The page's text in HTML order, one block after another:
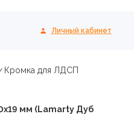
Личный кабинет
Кромка для ЛДСП
мм (Lamarty Дуб